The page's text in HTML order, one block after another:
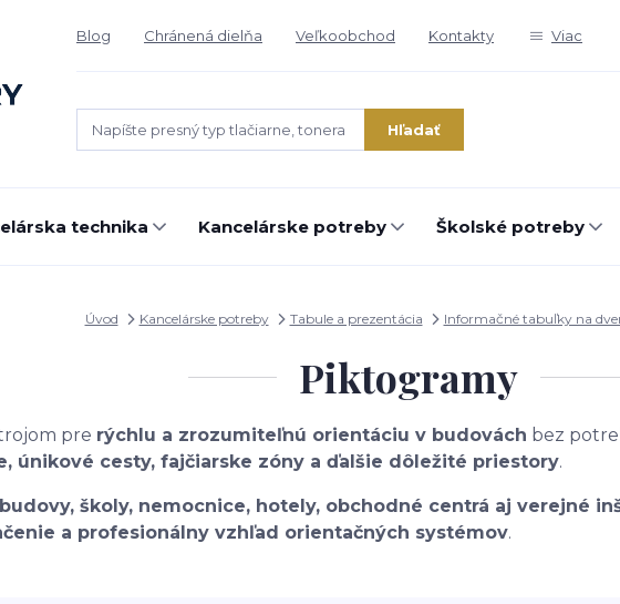
Blog Chránená dielňa Veľkoobchod Kontakty Viac
Hľadať
technika Kancelárske potreby Školské potreby
Úvod Kancelárske potreby Tabule a prezentácia Informačné tabuľky na
Piktogramy
pre rýchlu a zrozumiteľnú orientáciu v budovách bez
únikové cesty, fajčiarske zóny a ďalšie dôležité priestory.
školy, nemocnice, hotely, obchodné centrá aj verejné
a profesionálny vzhľad orientačných systémov.